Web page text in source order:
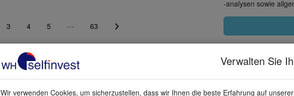
3 4 5 … 63
-analysen sowie
Verwalten Sie
Wir verwenden Cookies, um sicherzustellen, dass wir Ihnen die beste Erfahrung auf